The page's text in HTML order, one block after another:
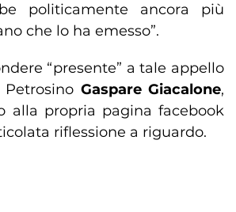
politicamente ancora più
che lo ha emesso”.
“presente” a tale appello
Gaspare Giacalone,
alla propria pagina facebook
riflessione a riguardo.